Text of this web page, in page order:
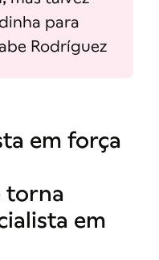
para
Rodríguez
em força
torna
em